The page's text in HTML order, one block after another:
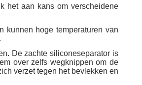
het aan kans om verscheidene
kunnen hoge temperaturen van
De zachte siliconeseparator is
over zelfs wegknippen om de
verzet tegen het bevlekken en